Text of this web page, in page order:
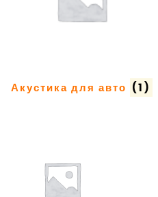
Акустика для авто (1)